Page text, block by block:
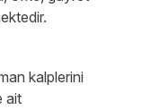
kalplerini
ait